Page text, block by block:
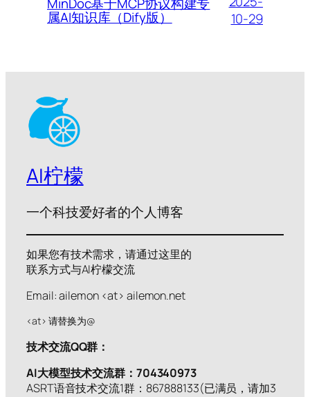
属AI知识库（Dify版）
10-29
AI柠檬
一个科技爱好者的个人博客
如果您有技术需求，请通过这里的
联系方式与AI柠檬交流
Email: ailemon <at> ailemon.net
<at> 请替换为@
技术交流QQ群：
AI大模型技术交流群：704340973
ASRT语音技术交流1群：867888133(已满员，请加3